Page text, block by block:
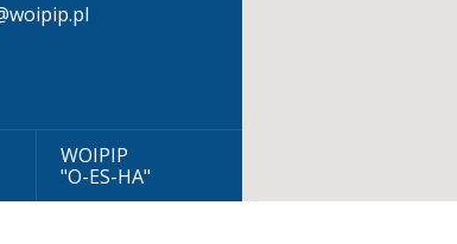
WOIPIP
"O-ES-HA"